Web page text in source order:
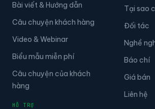
Bài viết & Hướng dẫn
Câu chuyện khách hàng
Video & Webinar
Biểu mẫu miễn phí
Câu chuyện của khách
hàng
HỖ TRỢ
Tại sao
Đối tác
Nghề
Báo chí
Giá bán
Liên hệ